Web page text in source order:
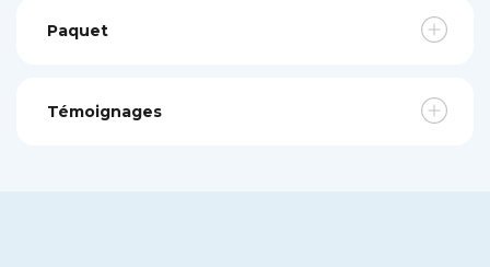
Paquet
Témoignages